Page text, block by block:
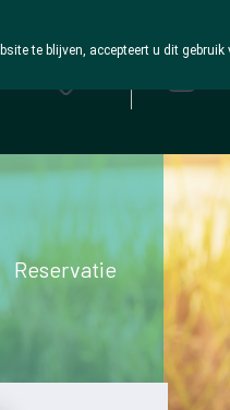
Reservatie
te blijven, accepteert u dit gebruik